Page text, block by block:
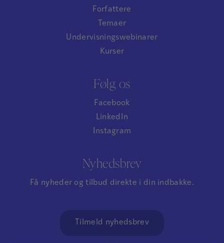
Forfattere
Temaer
Undervisningswebinarer
Kurser
Følg os
Facebook
LinkedIn
Instagram
Nyhedsbrev
Få nyheder og tilbud direkte i din indbakke.
Tilmeld nyhedsbrev